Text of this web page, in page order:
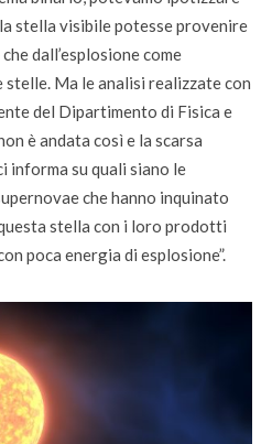
stella visibile potesse provenire
dall’esplosione come
stelle. Ma le analisi realizzate con
del Dipartimento di Fisica e
è andata così e la scarsa
informa su quali siano le
che hanno inquinato
stella con i loro prodotti
poca energia di esplosione”.